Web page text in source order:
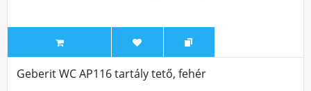
Geberit WC AP116 tartály tető, fehér